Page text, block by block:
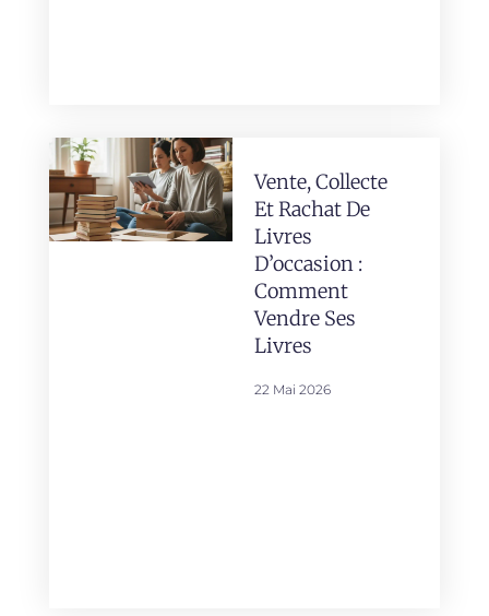
Vente, Collecte
Et Rachat De
Livres
D’occasion :
Comment
Vendre Ses
Livres
22 Mai 2026